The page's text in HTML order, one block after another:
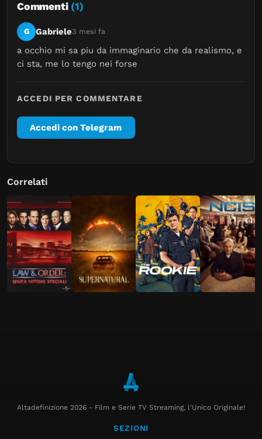
Commenti (1)
G Gabriele3 mesi fa
a occhio mi sa piu da immaginario che da realismo, e
ci sta, me lo tengo nei forse
ACCEDI PER COMMENTARE
Accedi con Telegram
Correlati
Altadefinizione 2026 - Film e Serie TV Streaming, l'Unico Originale!
SEZIONI